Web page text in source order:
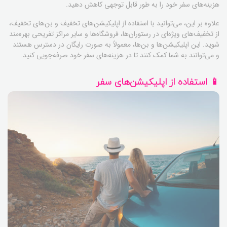
هزینه‌های سفر خود را به طور قابل توجهی کاهش دهید.
علاوه بر این، می‌توانید با استفاده از اپلیکیشن‌های تخفیف و بن‌های تخفیف،
از تخفیف‌های ویژه‌ای در رستوران‌ها، فروشگاه‌ها و سایر مراکز تفریحی بهره‌مند
شوید. این اپلیکیشن‌ها و بن‌ها، معمولاً به صورت رایگان در دسترس هستند
و می‌توانند به شما کمک کنند تا در هزینه‌های سفر خود صرفه‌جویی کنید.
📱 استفاده از اپلیکیشن‌های سفر